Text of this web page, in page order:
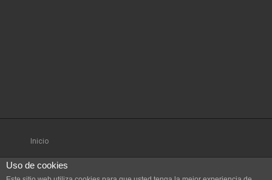
Inicio
Uso de cookies